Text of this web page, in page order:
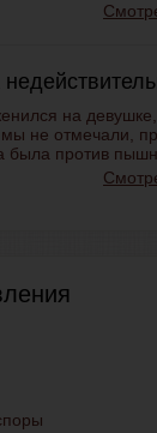
на
не отмечали,
была против